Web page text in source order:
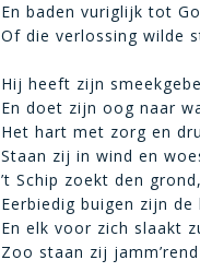
En baden vuriglijk tot
Of die verlossing wilde
Hij heeft zijn
En doet zijn oog naar
Het hart met zorg en
Staan zij in wind en
’t Schip zoekt den
Eerbiedig buigen zijn de
En elk voor zich slaakt
Zoo staan zij